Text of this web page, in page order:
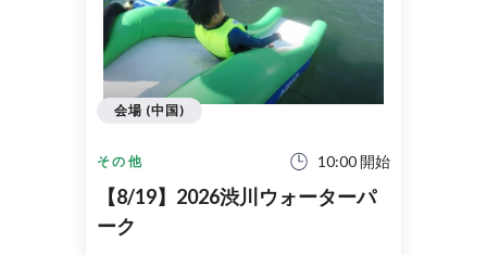
その他 10:00 開始
【8/19】2026渋川ウォーターパ
ーク
会場 (中国)